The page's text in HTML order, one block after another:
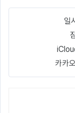
일
카카